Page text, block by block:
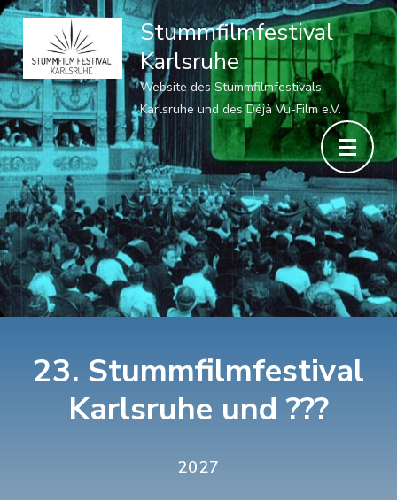
Stummfilmfestival
Karlsruhe
Website des Stummfilmfestivals
Karlsruhe und des Déjà Vu-Film e.V.
23. Stummfilmfestival
Karlsruhe und ???
2027